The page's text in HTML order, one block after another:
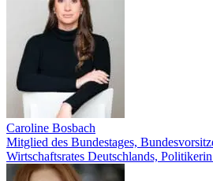
Caroline Bosbach
Mitglied des Bundestages,
Wirtschaftsrates Deutschlands,